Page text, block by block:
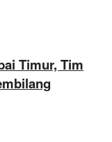
Timur, Tim